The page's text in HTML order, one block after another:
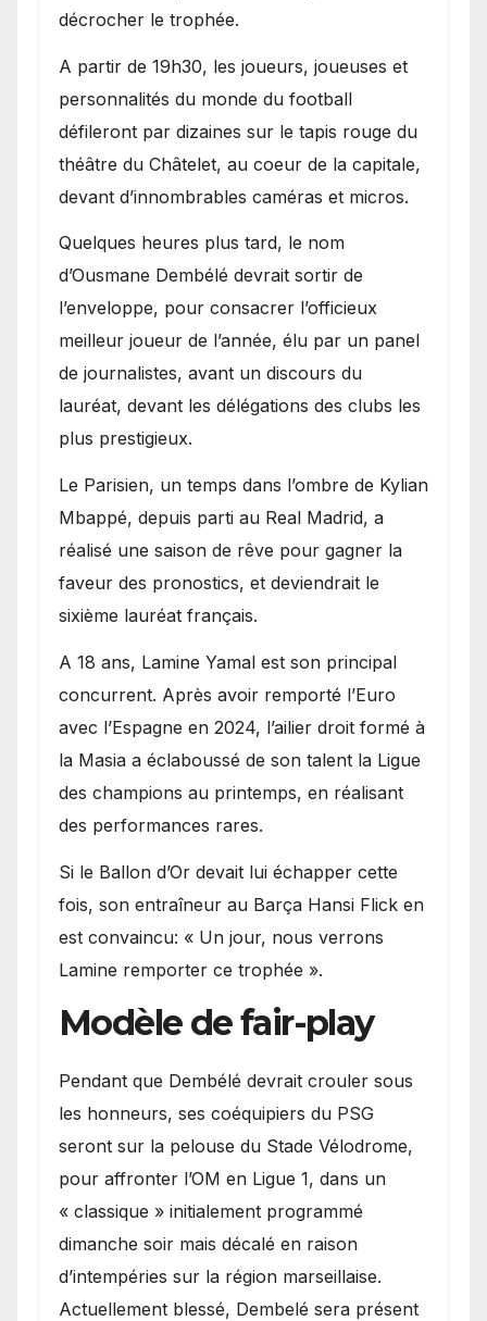
décrocher le trophée.
A partir de 19h30, les joueurs, joueuses et
personnalités du monde du football
défileront par dizaines sur le tapis rouge du
théâtre du Châtelet, au coeur de la capitale,
devant d’innombrables caméras et micros.
Quelques heures plus tard, le nom
d’Ousmane Dembélé devrait sortir de
l’enveloppe, pour consacrer l’officieux
meilleur joueur de l’année, élu par un panel
de journalistes, avant un discours du
lauréat, devant les délégations des clubs les
plus prestigieux.
Le Parisien, un temps dans l’ombre de Kylian
Mbappé, depuis parti au Real Madrid, a
réalisé une saison de rêve pour gagner la
faveur des pronostics, et deviendrait le
sixième lauréat français.
A 18 ans, Lamine Yamal est son principal
concurrent. Après avoir remporté l’Euro
avec l’Espagne en 2024, l’ailier droit formé à
la Masia a éclaboussé de son talent la Ligue
des champions au printemps, en réalisant
des performances rares.
Si le Ballon d’Or devait lui échapper cette
fois, son entraîneur au Barça Hansi Flick en
est convaincu: « Un jour, nous verrons
Lamine remporter ce trophée ».
Modèle de fair-play
Pendant que Dembélé devrait crouler sous
les honneurs, ses coéquipiers du PSG
seront sur la pelouse du Stade Vélodrome,
pour affronter l’OM en Ligue 1, dans un
« classique » initialement programmé
dimanche soir mais décalé en raison
d’intempéries sur la région marseillaise.
Actuellement blessé, Dembelé sera présent